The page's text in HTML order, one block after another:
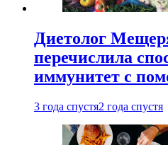
Диетолог
перечислила
иммунитет с
3 года спустя2 года спустя